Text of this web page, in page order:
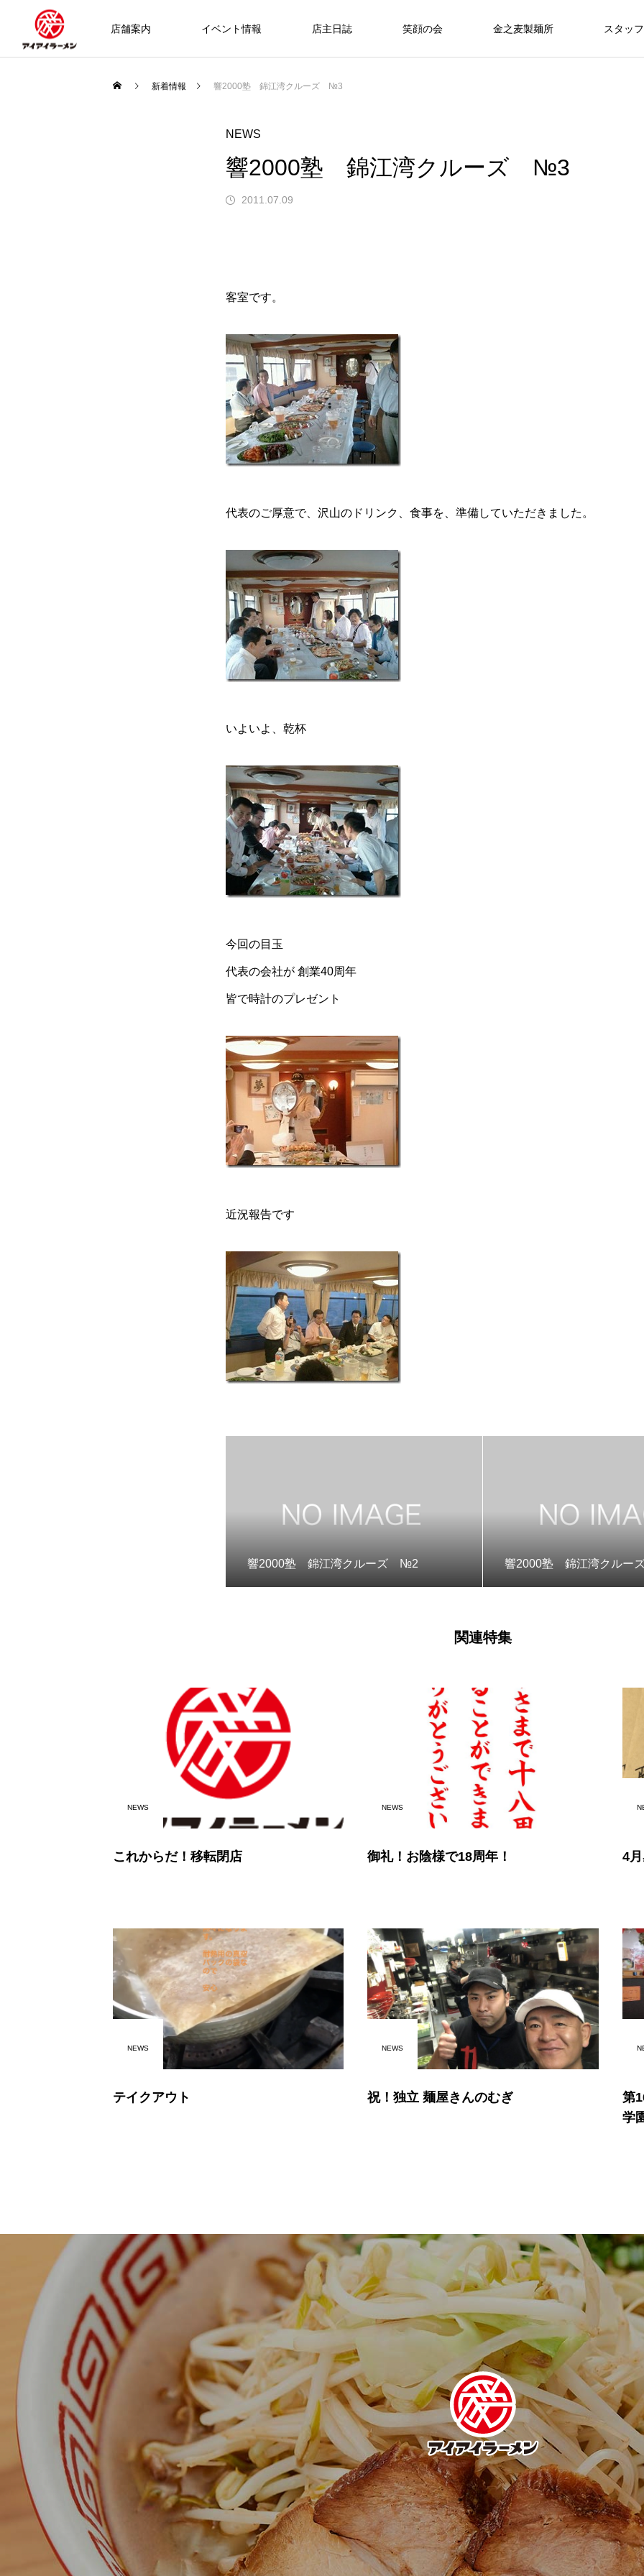
店舗案内 イベント情報 店主日誌 笑顔の会 金之麦製麺所 スタッ
新着情報 響2000塾 錦江湾クルーズ №3
NEWS
響2000塾 錦江湾クルーズ №3
2011.07.09
客室です。
代表のご厚意で、沢山のドリンク、食事を、準備していただきました。
いよいよ、乾杯
今回の目玉
代表の会社が 創業40周年
皆で時計のプレゼント
近況報告です
響2000塾 錦江湾クルーズ №2 響2000塾 錦江湾クル
関連特集
NEWS
これからだ！移転閉店
NEWS
御礼！お陰様で18周年！ 4
NEWS
テイクアウト
NEWS
祝！独立 麺屋きんのむぎ
第
学